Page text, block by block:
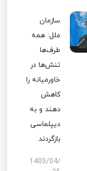
سازمان
ملل: همه
طرف‌ها
تنش‌ها در
خاورمیانه را
کاهش
دهند و به
دیپلماسی
بازگردند
1405/04/